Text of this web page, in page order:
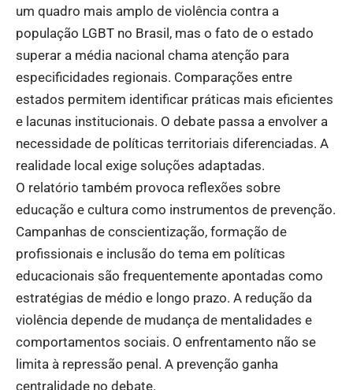
um quadro mais amplo de violência contra a
população LGBT no Brasil, mas o fato de o estado
superar a média nacional chama atenção para
especificidades regionais. Comparações entre
estados permitem identificar práticas mais eficientes
e lacunas institucionais. O debate passa a envolver a
necessidade de políticas territoriais diferenciadas. A
realidade local exige soluções adaptadas.
O relatório também provoca reflexões sobre
educação e cultura como instrumentos de prevenção.
Campanhas de conscientização, formação de
profissionais e inclusão do tema em políticas
educacionais são frequentemente apontadas como
estratégias de médio e longo prazo. A redução da
violência depende de mudança de mentalidades e
comportamentos sociais. O enfrentamento não se
limita à repressão penal. A prevenção ganha
centralidade no debate.